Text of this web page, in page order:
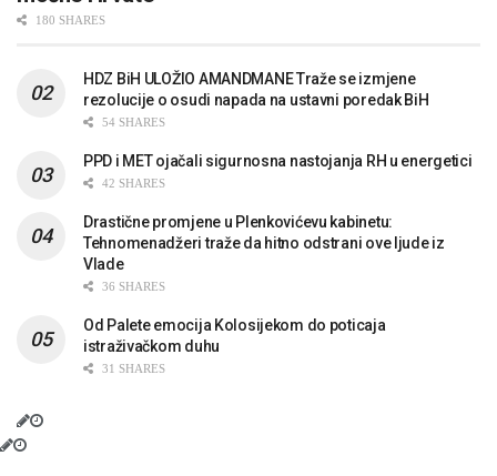
180 SHARES
HDZ BiH ULOŽIO AMANDMANE Traže se izmjene
rezolucije o osudi napada na ustavni poredak BiH
54 SHARES
PPD i MET ojačali sigurnosna nastojanja RH u energetici
42 SHARES
Drastične promjene u Plenkovićevu kabinetu:
Tehnomenadžeri traže da hitno odstrani ove ljude iz
Vlade
36 SHARES
Od Palete emocija Kolosijekom do poticaja
istraživačkom duhu
31 SHARES